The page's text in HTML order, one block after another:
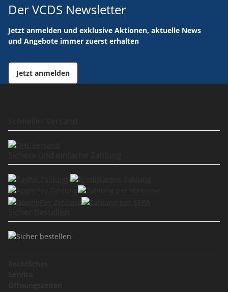
Der VCDS Newsletter
Jetzt anmelden und exklusive Aktionen, aktuelle News
und Angebote immer zuerst erhalten
Jetzt anmelden